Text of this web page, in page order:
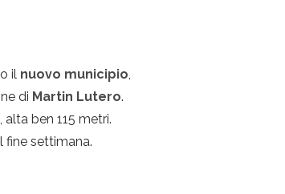
il nuovo municipio,
di Martin Lutero.
ben 115 metri.
fine settimana.